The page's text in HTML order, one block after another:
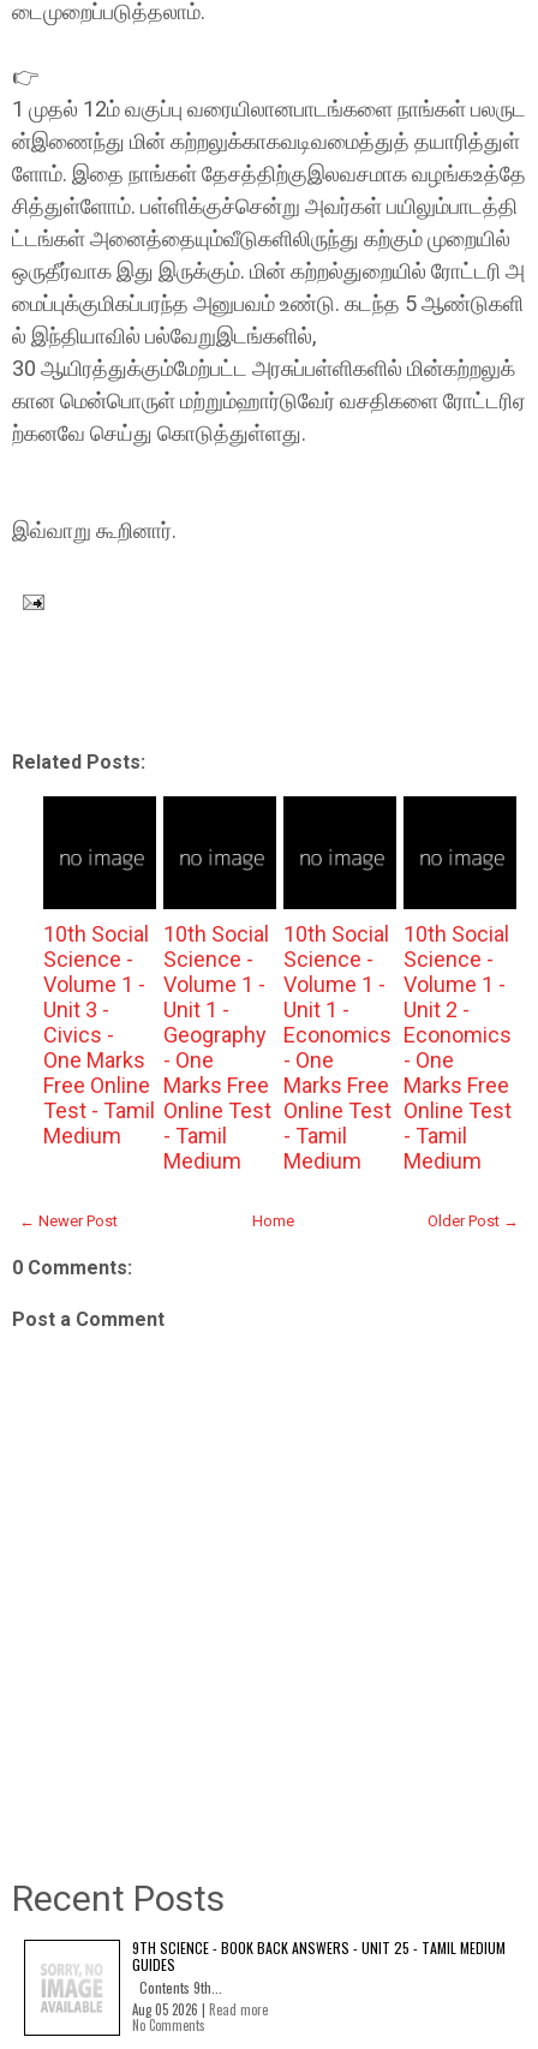
டைமுறைப்படுத்தலாம்.
👉
1 முதல் 12ம் வகுப்பு வரையிலானபாடங்களை நாங்கள் பலருட
ன்இணைந்து மின் கற்றலுக்காகவடிவமைத்துத் தயாரித்துள்
ளோம். இதை நாங்கள் தேசத்திற்குஇலவசமாக வழங்கஉத்தே
சித்துள்ளோம். பள்ளிக்குச்சென்று அவர்கள் பயிலும்பாடத்தி
ட்டங்கள் அனைத்தையும்வீடுகளிலிருந்து கற்கும் முறையில்
ஒருதீர்வாக இது இருக்கும். மின் கற்றல்துறையில் ரோட்டரி அ
மைப்புக்குமிகப்பரந்த அனுபவம் உண்டு. கடந்த 5 ஆண்டுகளி
ல் இந்தியாவில் பல்வேறுஇடங்களில்,
30 ஆயிரத்துக்கும்மேற்பட்ட அரசுப்பள்ளிகளில் மின்கற்றலுக்
கான மென்பொருள் மற்றும்ஹார்டுவேர் வசதிகளை ரோட்டரிஏ
ற்கனவே செய்து கொடுத்துள்ளது.
இவ்வாறு கூறினார்.
Related Posts:
10th Social
Science -
Volume 1 -
Unit 3 -
Civics -
One Marks
Free Online
Test - Tamil
Medium
10th Social
Science -
Volume 1 -
Unit 1 -
Geography
- One
Marks Free
Online Test
- Tamil
Medium
10th Social
Science -
Volume 1 -
Unit 1 -
Economics
- One
Marks Free
Online Test
- Tamil
Medium
10th Social
Science -
Volume 1 -
Unit 2 -
Economics
- One
Marks Free
Online Test
- Tamil
Medium
← Newer Post Older Post →
Home
0 Comments:
Post a Comment
Recent Posts
9TH SCIENCE - BOOK BACK ANSWERS - UNIT 25 - TAMIL MEDIUM
GUIDES
Contents 9th...
Aug 05 2026 | Read more
No Comments